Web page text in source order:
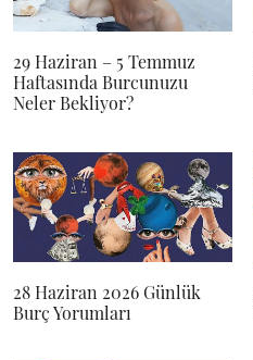
29 Haziran – 5 Temmuz
Haftasında Burcunuzu
Neler Bekliyor?
28 Haziran 2026 Günlük
Burç Yorumları